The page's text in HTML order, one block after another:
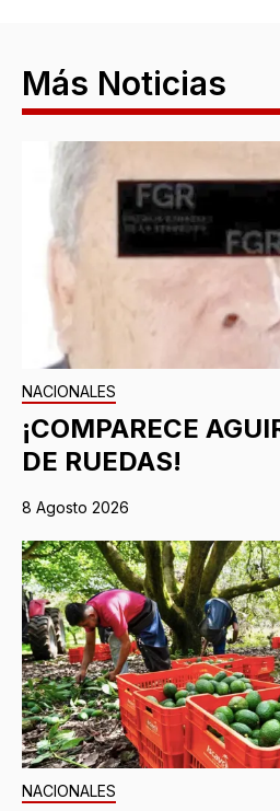
Más Noticias
NACIONALES
¡COMPARECE
DE RUEDAS!
8 Agosto 2026
NACIONALES